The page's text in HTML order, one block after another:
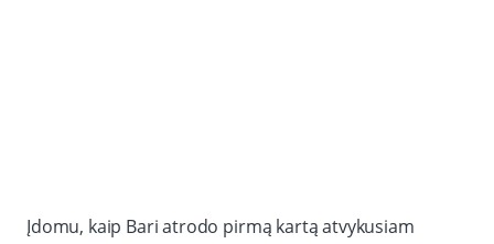
Įdomu, kaip Bari atrodo pirmą kartą atvykusiam